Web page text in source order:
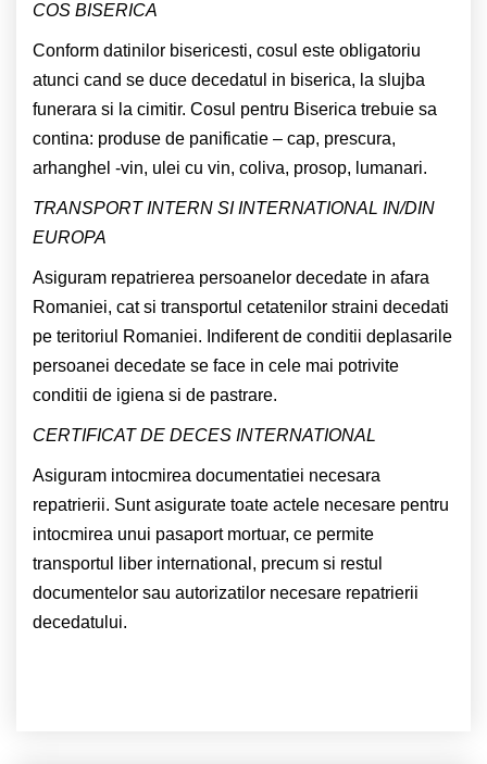
COS BISERICA
Conform datinilor bisericesti, cosul este obligatoriu
atunci cand se duce decedatul in biserica, la slujba
funerara si la cimitir. Cosul pentru Biserica trebuie sa
contina: produse de panificatie – cap, prescura,
arhanghel -vin, ulei cu vin, coliva, prosop, lumanari.
TRANSPORT INTERN SI INTERNATIONAL IN/DIN
EUROPA
Asiguram repatrierea persoanelor decedate in afara
Romaniei, cat si transportul cetatenilor straini decedati
pe teritoriul Romaniei. Indiferent de conditii deplasarile
persoanei decedate se face in cele mai potrivite
conditii de igiena si de pastrare.
CERTIFICAT DE DECES INTERNATIONAL
Asiguram intocmirea documentatiei necesara
repatrierii. Sunt asigurate toate actele necesare pentru
intocmirea unui pasaport mortuar, ce permite
transportul liber international, precum si restul
documentelor sau autorizatilor necesare repatrierii
decedatului.